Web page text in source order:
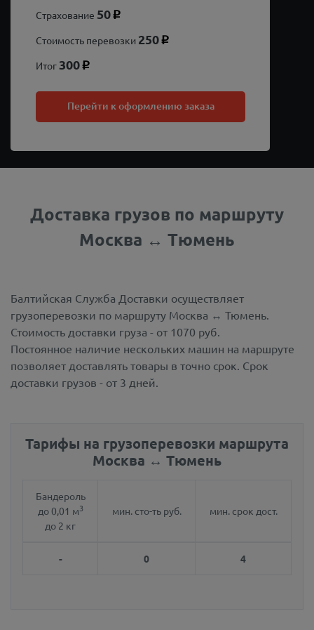
Страхование 50 p
Стоимость перевозки 250 p
Итог300 p
Перейти к оформлению заказа
Доставка грузов по маршруту
Москва ↔ Тюмень
Балтийская Служба Доставки осуществляет
грузоперевозки по маршруту Москва ↔ Тюмень.
Стоимость доставки груза - от 1070 руб.
Постоянное наличие нескольких машин на маршруте
позволяет доставлять товары в точно срок. Срок
доставки грузов - от 3 дней.
Тарифы на грузоперевозки маршрута
Москва ↔ Тюмень
Бандероль
до 0,01 м3
до 2 кг
мин. сто-ть руб. мин. срок дост.
- 0 4